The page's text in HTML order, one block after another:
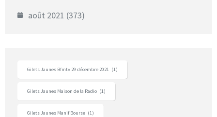
août 2021 (373)
Gilets Jaunes Bfmtv 29 décembre 2021 (1)
Gilets Jaunes Maison de la Radio (1)
Gilets Jaunes Manif Bourse (1)